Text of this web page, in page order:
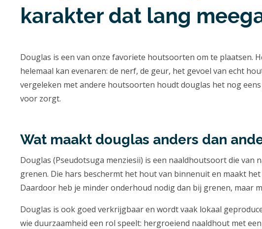
karakter dat lang
Douglas is een van onze favoriete houtsoorten om te plaatsen.
helemaal kan evenaren: de nerf, de geur, het gevoel van echt
vergeleken met andere houtsoorten houdt douglas het nog
voor zorgt.
Wat maakt douglas anders dan
Douglas (Pseudotsuga menziesii) is een naaldhoutsoort die van
grenen. Die hars beschermt het hout van binnenuit en maakt
Daardoor heb je minder onderhoud nodig dan bij grenen, maar
Douglas is ook goed verkrijgbaar en wordt vaak lokaal
wie duurzaamheid een rol speelt: hergroeiend naaldhout met